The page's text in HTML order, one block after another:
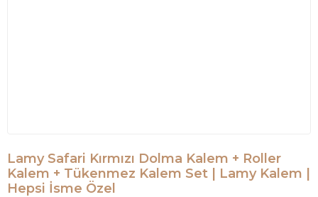
Lamy Safari Kırmızı Dolma Kalem + Roller
Kalem + Tükenmez Kalem Set | Lamy Kalem |
Hepsi İsme Özel